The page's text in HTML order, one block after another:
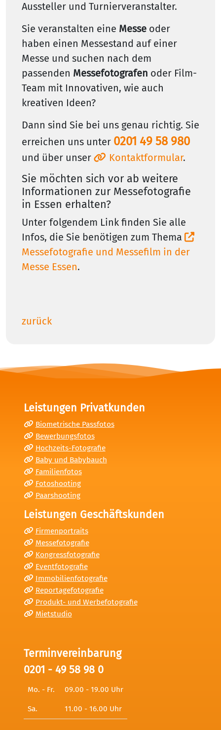
Aussteller und Turnierveranstalter.
Sie veranstalten eine Messe oder
haben einen Messestand auf einer
Messe und suchen nach dem
passenden Messefotografen oder Film-
Team mit Innovativen, wie auch
kreativen Ideen?
Dann sind Sie bei uns genau richtig. Sie
erreichen uns unter 0201 49 58 980
und über unser Kontaktformular.
Sie möchten sich vor ab weitere
Informationen zur Messefotografie
in Essen erhalten?
Unter folgendem Link finden Sie alle
Infos, die Sie benötigen zum Thema
Messefotografie und Messefilm in der
Messe Essen.
zurück
Leistungen Privatkunden
Biometrische Passfotos
Bewerbungsfotos
Hochzeits-Fotografie
Baby und Babybauch
Familienfotos
Fotoshooting
Paarshooting
Leistungen Geschäftskunden
Firmenportraits
Messefotografie
Kongressfotografie
Eventfotografie
Immobilienfotografie
Reportagefotografie
Produkt- und Werbefotografie
Mietstudio
Terminvereinbarung
0201 - 49 58 98 0
Mo. - Fr. 09.00 - 19.00 Uhr
Sa. 11.00 - 16.00 Uhr